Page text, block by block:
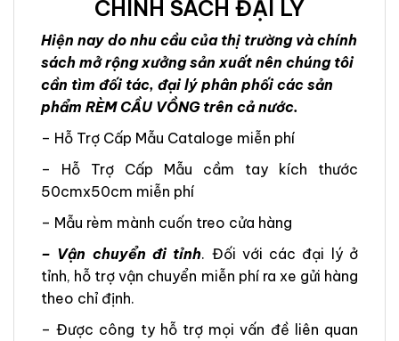
CHÍNH SÁCH ĐẠI LÝ
Hiện nay do nhu cầu của thị trường và chính
sách mở rộng xưởng sản xuất nên chúng tôi
cần tìm đối tác, đại lý phân phối các sản
phẩm RÈM CẦU VỒNG trên cả nước.
– Hỗ Trợ Cấp Mẫu Cataloge miễn phí
– Hỗ Trợ Cấp Mẫu cầm tay kích thước
50cmx50cm miễn phí
– Mẫu rèm mành cuốn treo cửa hàng
– Vận chuyển đi tỉnh. Đối với các đại lý ở
tỉnh, hỗ trợ vận chuyển miễn phí ra xe gửi hàng
theo chỉ định.
– Được công ty hỗ trợ mọi vấn đề liên quan